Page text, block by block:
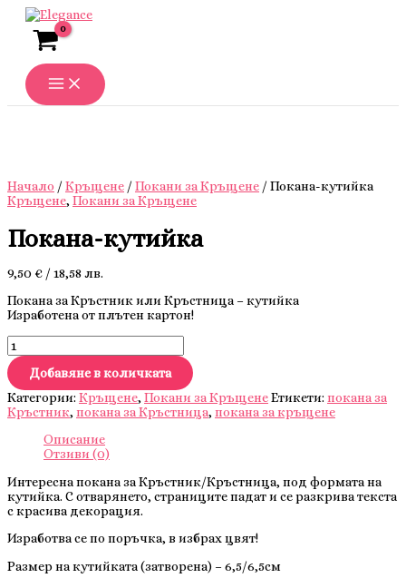
Skip
content
Начало / Кръщене / Покани за Кръщене / Покана-кутийка
Кръщене, Покани за Кръщене
Покана-кутийка
9,50 € / 18,58 лв.
Покана за Кръстник или Кръстница – кутийка
Изработена от плътен картон!
количество
за
Покана-
кутийка
Добавяне в количката
Категории: Кръщене, Покани за КръщенеЕтикети: покана за
Кръстник, покана за Кръстница, покана за кръщене
Описание
Отзиви (0)
Интересна покана за Кръстник/Кръстница, под формата на
кутийка. С отварянето, страниците падат и се разкрива текста
с красива декорация.
Изработва се по поръчка, в избрах цвят!
Размер на кутийката (затворена) – 6,5/6,5см